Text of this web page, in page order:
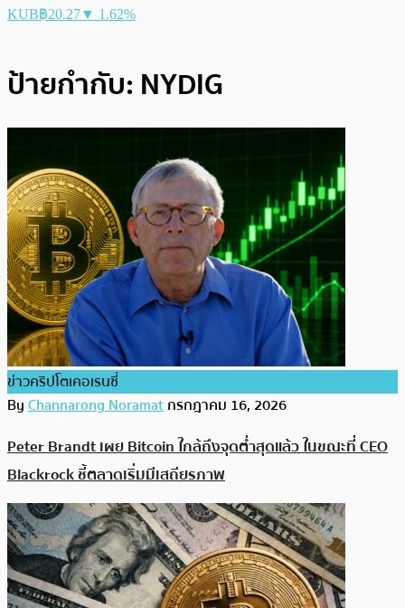
KUB฿20.27▼ 1.62%
ป้ายกำกับ: NYDIG
ข่าวคริปโตเคอเรนซี่
ByChannarong Noramatกรกฎาคม 16, 2026
Peter Brandt เผย Bitcoin ใกล้ถึงจุดต่ำสุดแล้ว ในขณะที่ CEO
Blackrock ชี้ตลาดเริ่มมีเสถียรภาพ